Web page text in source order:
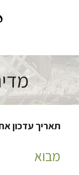
תאריך עדכון
מבוא